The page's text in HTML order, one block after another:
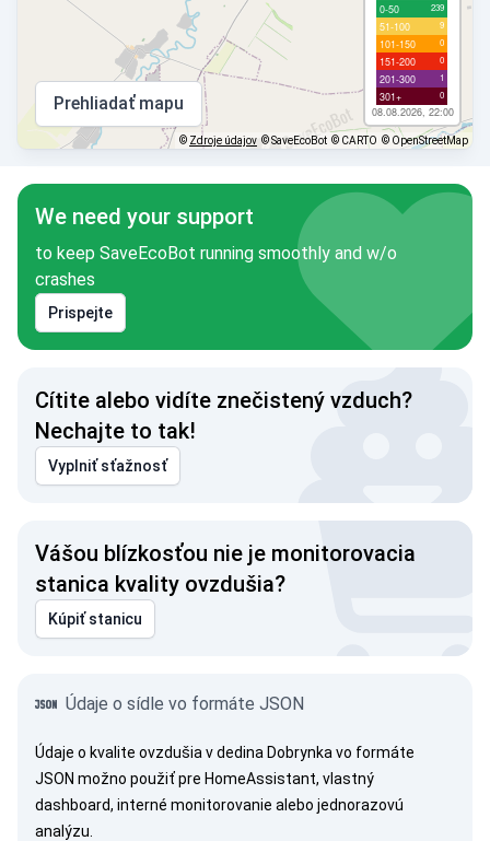
0-50 239
51-100 9
101-150 0
151-200 0
201-300 1
301+ 0
08.08.2026, 22:00
Prehliadať mapu
© Zdroje údajov © SaveEcoBot © CARTO © OpenStreetMap
We need your support
to keep SaveEcoBot running smoothly and w/o
crashes
Prispejte
Cítite alebo vidíte znečistený vzduch?
Nechajte to tak!
Vyplniť sťažnosť
Vášou blízkosťou nie je monitorovacia
stanica kvality ovzdušia?
Kúpiť stanicu
Údaje o sídle vo formáte JSON
Údaje o kvalite ovzdušia v dedina Dobrynka vo formáte
JSON možno použiť pre HomeAssistant, vlastný
dashboard, interné monitorovanie alebo jednorazovú
analýzu.